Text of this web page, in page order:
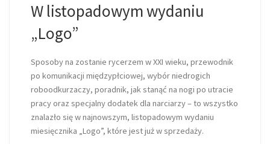
W listopadowym wydaniu
„Logo”
Sposoby na zostanie rycerzem w XXI wieku, przewodnik
po komunikacji międzypłciowej, wybór niedrogich
roboodkurzaczy, poradnik, jak stanąć na nogi po utracie
pracy oraz specjalny dodatek dla narciarzy – to wszystko
znalazło się w najnowszym, listopadowym wydaniu
miesięcznika „Logo”, które jest już w sprzedaży.